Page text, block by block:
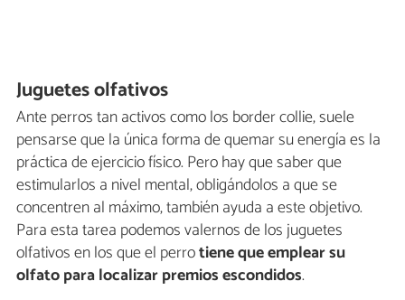
Juguetes olfativos
Ante perros tan activos como los border collie, suele
pensarse que la única forma de quemar su energía es la
práctica de ejercicio físico. Pero hay que saber que
estimularlos a nivel mental, obligándolos a que se
concentren al máximo, también ayuda a este objetivo.
Para esta tarea podemos valernos de los juguetes
olfativos en los que el perrotiene que emplear su
olfato para localizar premios escondidos.